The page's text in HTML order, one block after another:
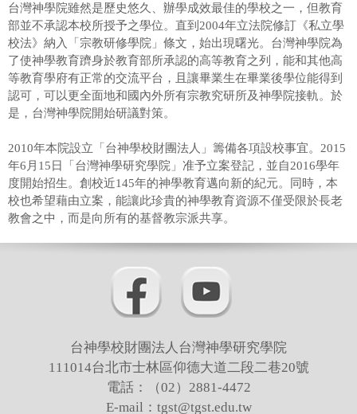
台灣神學院雖然是歷史悠久、辦學成效最佳的學校之一，但教育
部並不承認本校所授予之學位。直到2004年立法院修訂《私立學
校法》納入「宗教研修學院」條文，始出現曙光。台灣神學院為
了使神學教育躋身於教育部所承認的高等教育之列，能和其他高
等教育學府有正常的交流平台，且讓畢業生在畢業後學位能得到
認可，可以更全面地和國內外所有宗教究研所及神學院接軌。於
是，台灣神學院開始研議對策。
2010年本院設立「台神學校財團法人」籌備各項設校事宜。2015
年6月15日「台灣神學研究學院」准予立案登記，並自2016學年
度開始招生。創校近145年的神學教育邁向新的紀元。同時，本
校也希望藉由立案，能讓此珍貴的神學教育資源不僅受限於長老
教會之中，而是向所有的基督教宗派共享。
台神學校財團法人台灣神學研究學院
111014台北市士林區仰德大道二段二巷20號
電話：（02）2881-4472
E-mail：tgst@tgst.edu.tw